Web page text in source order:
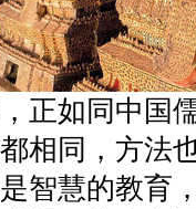
如同中国
相同，方法
智慧的教育